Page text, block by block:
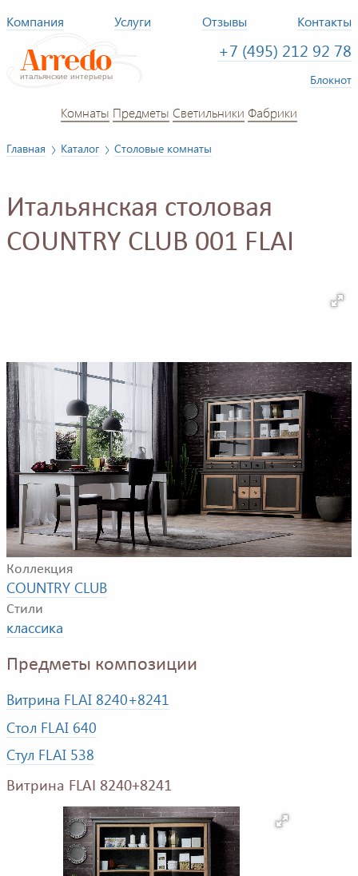
Компания Услуги Отзывы Контакты
+7 (495) 212 92 78
Блокнот
Комнаты Предметы Светильники Фабрики
Главная Каталог Столовые комнаты
Итальянская столовая
COUNTRY CLUB 001 FLAI
Пример композиции для столовой комнаты. В
композицию входят: стол, стулья и витрина.
Фабрика
FLAI
Коллекция
COUNTRY CLUB
Стили
классика
Предметы композиции
Витрина FLAI 8240+8241
Стол FLAI 640
Стул FLAI 538
Витрина FLAI 8240+8241